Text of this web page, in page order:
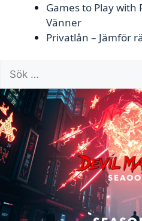
Games to Play with
Vänner
Privatlån – Jämför
Sök
efter: